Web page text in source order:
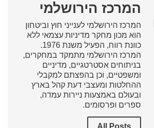
המרכז הירושלמי
המרכז הירושלמי לענייני חוץ וביטחון
הוא מכון מחקר מדיניות עצמאי ללא
כוונת רווח, הפעיל משנת 1976.
המרכז הירושלמי מתמקד במחקרים,
בניתוחים אסטרטגיים, מדיניים
ומשפטיים, וכן בהפצתם למקבלי
ההחלטות ומעצבי דעת קהל בארץ
ובעולם באמצעות ניירות עמדה,
ספרים ופרסומים.
All Posts